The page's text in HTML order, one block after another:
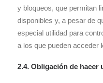
y bloqueos, que permitan
disponibles y, a pesar de
especial utilidad para
a los que pueden acceder
2.4. Obligación de hacer